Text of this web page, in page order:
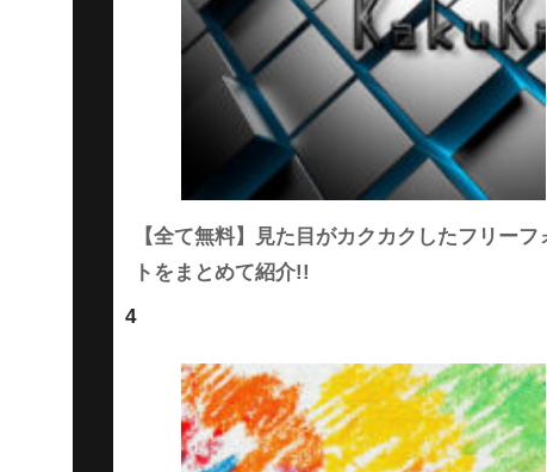
【全て無料】見た目がカクカクしたフリーフ
トをまとめて紹介!!
4